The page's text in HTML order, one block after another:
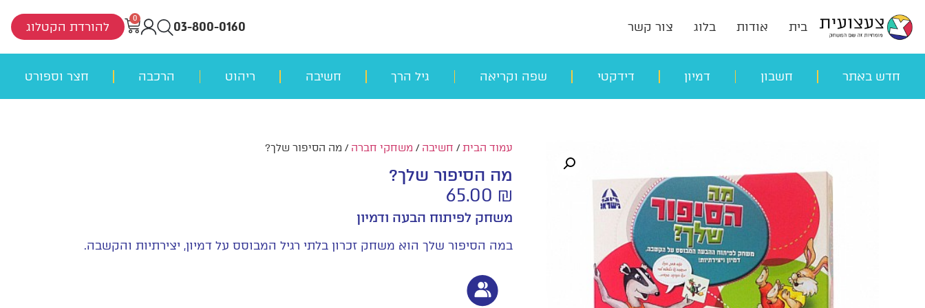
בית אודות בלוג צור קשר 03-800-0160
0
להורדת הקטלוג
חדש באתר חשבון דמיון דידקטי שפה וקריאה גיל הרך חשיבה ריהוט הרכבה חצר וספורט
עמוד הבית/ חשיבה / משחקי חברה / מה הסיפור שלך?
מה הסיפור שלך?
65.00 ₪
משחק לפיתוח הבעה ודמיון
במה הסיפור שלך הוא משחק זכרון בלתי רגיל המבוסס על דמיון, יצירתיות והקשבה.